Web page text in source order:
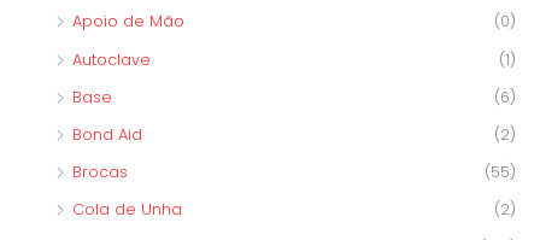
Apoio de Mão
(0)
Autoclave
(1)
Base
(6)
Bond Aid
(2)
Brocas
(55)
Cola de Unha
(2)